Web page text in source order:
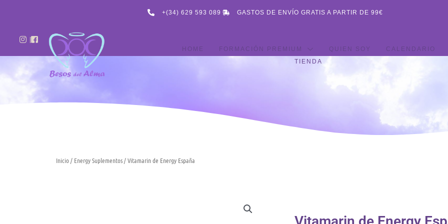
+(34) 629 593 089 GASTOS DE ENVÍO GRATIS A PARTIR DE 99€
HOME FORMACIÓN PREMIUM QUIEN SOY
CALENDARIO
TIENDA
Inicio/ Energy Suplementos/ Vitamarin de Energy España